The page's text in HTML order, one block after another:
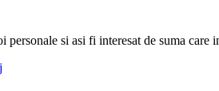
personale si asi fi interesat de suma